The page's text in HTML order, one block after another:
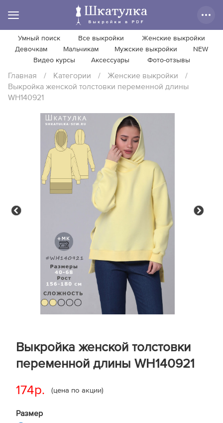
Умный поиск Все выкройки
Женские выкройки
Девочкам
Мальчикам Мужские выкройки
NEW
Видео курсы
Аксессуары Фото-отзывы
Главная / Категории / Женские выкройки
/
Выкройка женской толстовки переменной длины
WH140921
Выкройка женской толстовки
переменной длины WH140921
174р. (цена по акции)
Размер